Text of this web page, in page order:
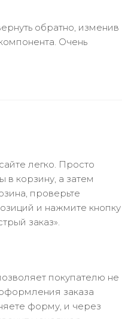
обратно, изменив
Очень
легко. Просто
в корзину, а затем
проверьте
и нажмите кнопку
заказ».
покупателю не
заказа
форму, и через